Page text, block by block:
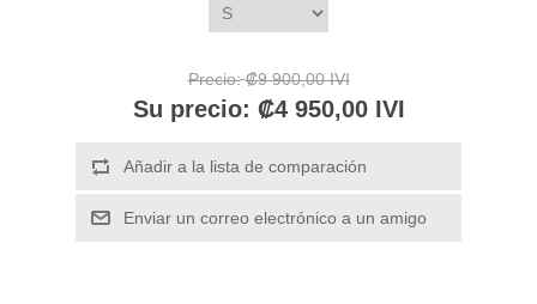
Precio: ₡9 900,00 IVI
Su precio: ₡4 950,00 IVI